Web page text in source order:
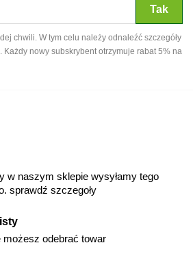
chwili. W tym celu należy odnaleźć szczegóły
nowy subskrybent otrzymuje rabat 5% na
w naszym sklepie wysyłamy tego
sprawdź szczegoły
możesz odebrać towar